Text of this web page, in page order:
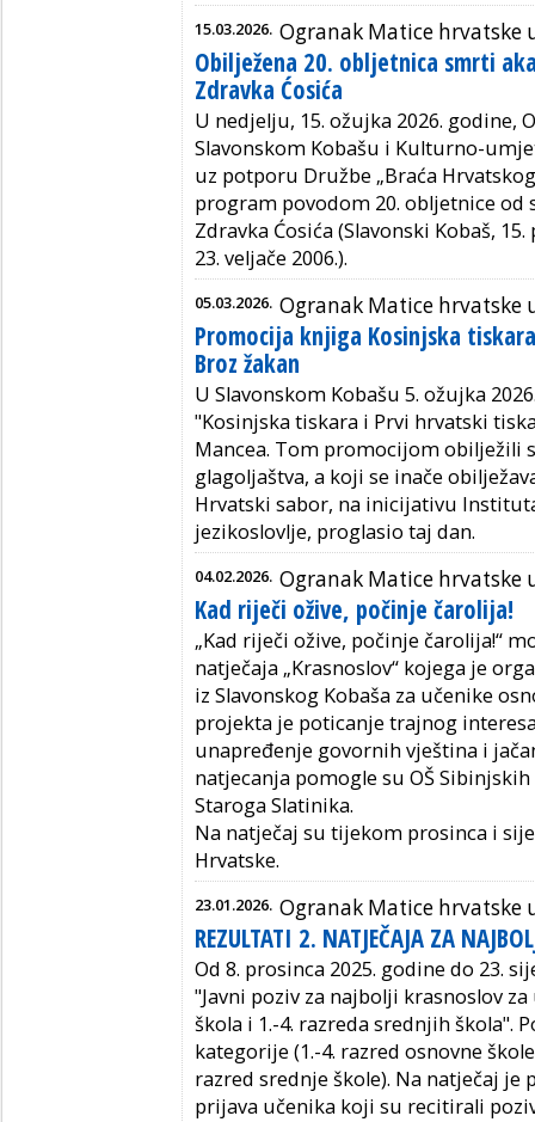
15.03.2026. Ogranak Matice hrvatske
Obilježena 20. obljetnica smrti
Zdravka Ćosića
U nedjelju, 15. ožujka 2026. godine,
Slavonskom Kobašu i Kulturno-
uz potporu Družbe „Braća
program povodom 20. obljetnice
Zdravka Ćosića (Slavonski Kobaš,
23. veljače 2006.).
05.03.2026. Ogranak Matice hrvatske
Promocija knjiga Kosinjska
Broz žakan
U Slavonskom Kobašu 5. ožujka
"Kosinjska tiskara i Prvi hrvatski
Mancea. Tom promocijom obilježili
glagoljaštva, a koji se inače
Hrvatski sabor, na inicijativu
jezikoslovlje, proglasio taj dan.
04.02.2026. Ogranak Matice hrvatske
Kad riječi ožive, počinje čarolija!
„Kad riječi ožive, počinje čarolija!“
natječaja „Krasnoslov“ kojega je
iz Slavonskog Kobaša za učenike
projekta je poticanje trajnog
unapređenje govornih vještina i
natjecanja pomogle su OŠ
Staroga Slatinika.
Na natječaj su tijekom prosinca i
Hrvatske.
23.01.2026. Ogranak Matice hrvatske
REZULTATI 2. NATJEČAJA ZA
Od 8. prosinca 2025. godine do 23.
"Javni poziv za najbolji krasnoslov
škola i 1.-4. razreda srednjih škola".
kategorije (1.-4. razred osnovne
razred srednje škole). Na natječaj
prijava učenika koji su recitirali